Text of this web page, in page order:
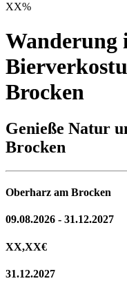
XX%
Wanderung
Brocken
Genieße Natur
Brocken
Oberharz am Brocken
09.08.2026 - 31.12.2027
XX,XX€
31.12.2027